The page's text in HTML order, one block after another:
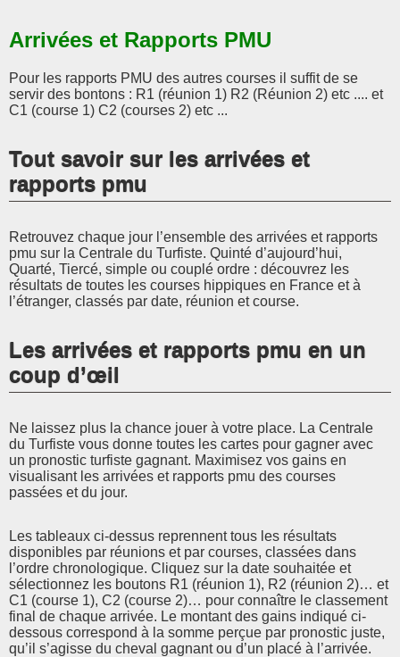
Arrivées et Rapports PMU
Pour les rapports PMU des autres courses il suffit de se
servir des bontons : R1 (réunion 1) R2 (Réunion 2) etc .... et
C1 (course 1) C2 (courses 2) etc ...
Tout savoir sur les arrivées et
rapports pmu
Retrouvez chaque jour l’ensemble des arrivées et rapports
pmu sur la Centrale du Turfiste. Quinté d’aujourd’hui,
Quarté, Tiercé, simple ou couplé ordre : découvrez les
résultats de toutes les courses hippiques en France et à
l’étranger, classés par date, réunion et course.
Les arrivées et rapports pmu en un
coup d’œil
Ne laissez plus la chance jouer à votre place. La Centrale
du Turfiste vous donne toutes les cartes pour gagner avec
un pronostic turfiste gagnant. Maximisez vos gains en
visualisant les arrivées et rapports pmu des courses
passées et du jour.
Les tableaux ci-dessus reprennent tous les résultats
disponibles par réunions et par courses, classées dans
l’ordre chronologique. Cliquez sur la date souhaitée et
sélectionnez les boutons R1 (réunion 1), R2 (réunion 2)… et
C1 (course 1), C2 (course 2)… pour connaître le classement
final de chaque arrivée. Le montant des gains indiqué ci-
dessous correspond à la somme perçue par pronostic juste,
qu’il s’agisse du cheval gagnant ou d’un placé à l’arrivée.